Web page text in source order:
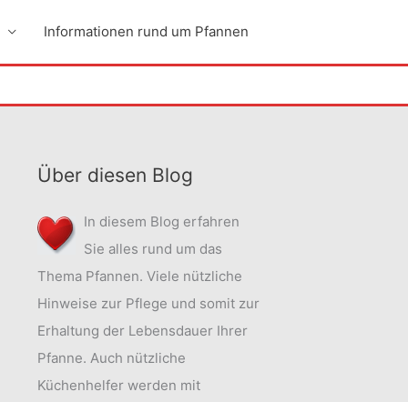
Informationen rund um Pfannen
Über diesen Blog
In diesem Blog erfahren
Sie alles rund um das
Thema Pfannen. Viele nützliche
Hinweise zur Pflege und somit zur
Erhaltung der Lebensdauer Ihrer
Pfanne. Auch nützliche
Küchenhelfer werden mit